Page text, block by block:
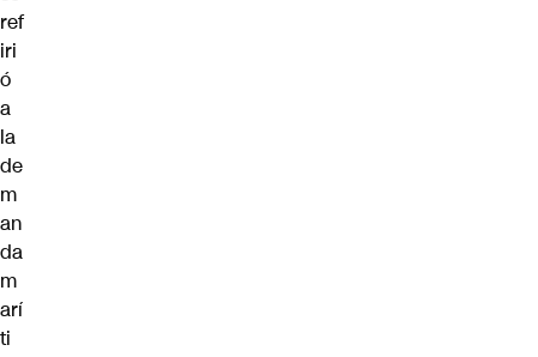
ref
iri
ó
a
la
de
m
an
da
m
arí
ti